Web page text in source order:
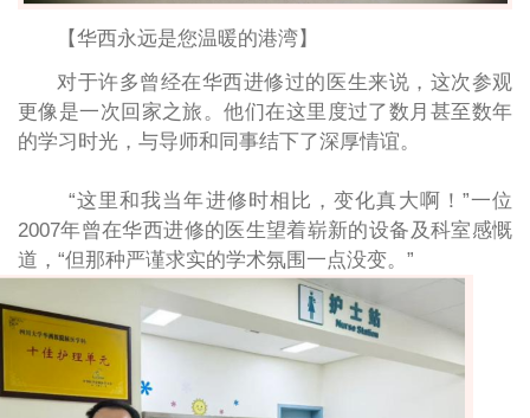
【华西永远是您温暖的港湾】
对于许多曾经在华西进修过的医生来说，这次参观
更像是一次回家之旅。他们在这里度过了数月甚至数年
的学习时光，与导师和同事结下了深厚情谊。
“这里和我当年进修时相比，变化真大啊！”一位
2007年曾在华西进修的医生望着崭新的设备及科室感慨
道，“但那种严谨求实的学术氛围一点没变。”